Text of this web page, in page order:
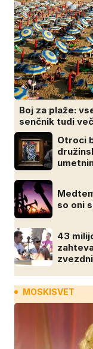
Boj za plaže:
senčnik tudi
Otroci
so oni
43
MOSKISVET